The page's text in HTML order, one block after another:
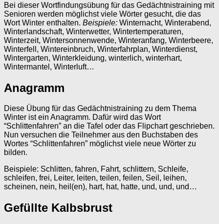
Bei dieser Wortfindungsübung für das Gedächtnistraining mit
Senioren werden möglichst viele Wörter gesucht, die das
Wort Winter enthalten. Beispiele: Winternacht, Winterabend,
Winterlandschaft, Winterwetter, Wintertemperaturen,
Winterzeit, Wintersonnenwende, Winteranfang, Winterbeere,
Winterfell, Wintereinbruch, Winterfahrplan, Winterdienst,
Wintergarten, Winterkleidung, winterlich, winterhart,
Wintermantel, Winterluft…
Anagramm
Diese Übung für das Gedächtnistraining zu dem Thema
Winter ist ein Anagramm. Dafür wird das Wort
“Schlittenfahren” an die Tafel oder das Flipchart geschrieben.
Nun versuchen die Teilnehmer aus den Buchstaben des
Wortes “Schlittenfahren” möglichst viele neue Wörter zu
bilden.
Beispiele: Schlitten, fahren, Fahrt, schlittern, Schleife,
schleifen, frei, Leiter, leiten, teilen, feilen, Seil, leihen,
scheinen, nein, heil(en), hart, hat, hatte, und, und, und…
Gefüllte Kalbsbrust